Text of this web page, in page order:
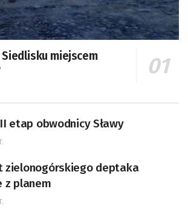
Siedlisku miejscem
etap obwodnicy Sławy
zielonogórskiego deptaka
z planem